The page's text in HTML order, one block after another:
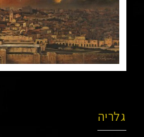
גלריה